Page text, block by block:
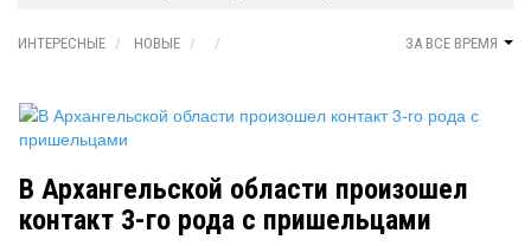
ИНТЕРЕСНЫЕ НОВЫЕ ЗА ВСЕ ВРЕМЯ
В Архангельской области произошел
контакт 3-го рода с пришельцами